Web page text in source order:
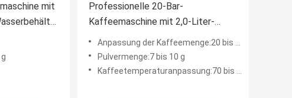
mit
Professionelle 20-Bar-
Kaffeemaschine mit 2,0-Liter-
Wasserbehälter 1250W und
einstellbarer Temperatur
Anpassung der Kaffeemenge:20 bis 250 ml
Pulvermenge:7 bis 10 g
Kaffeetemperaturanpassung:70 bis 90 °C